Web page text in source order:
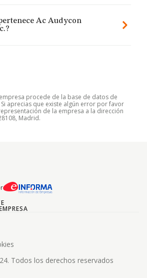
Ac Audycon
procede de la base de datos de
Si aprecias que existe algún error por favor
de la empresa a la dirección
Madrid.
Todos los derechos reservados